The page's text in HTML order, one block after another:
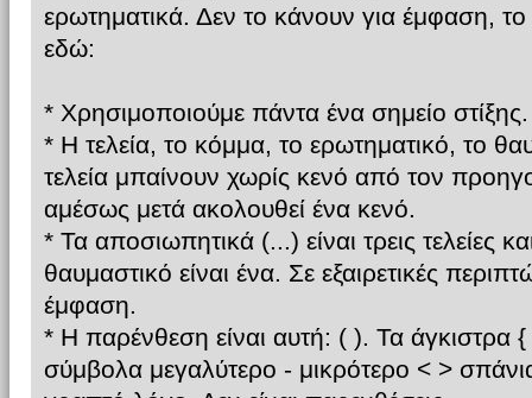
ερωτηματικά. Δεν το κάνουν για έμφαση,
εδώ:
* Χρησιμοποιούμε πάντα ένα σημείο στίξης.
* Η τελεία, το κόμμα, το ερωτηματικό, το
τελεία μπαίνουν χωρίς κενό από τον
αμέσως μετά ακολουθεί ένα κενό.
* Τα αποσιωπητικά (...) είναι τρεις τελείες
θαυμαστικό είναι ένα. Σε εξαιρετικές
έμφαση.
* Η παρένθεση είναι αυτή: ( ). Τα άγκιστρα {
σύμβολα μεγαλύτερο - μικρότερο < >